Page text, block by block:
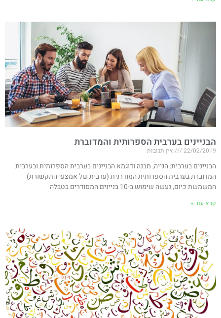
הבניינים בערבית הספרותית והמדוברת
22/02/2019 אין תגובות
הבניינים בערבית: הגייה, מבנה ודוגמא הבניינים בערבית הספרותית ובערבית
המדוברת בערבית הספרותית המודרנית (ערבית של אמצעי התקשורת)
המשמשת כיום, נעשה שימוש ב-10 בניינים המסודרים בטבלה
קרא עוד »